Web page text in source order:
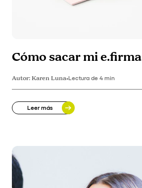
Cómo sacar mi e.firma
Autor:Karen Luna•Lectura de 4 min
Leer más